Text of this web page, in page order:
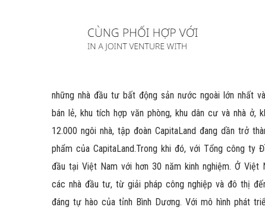
những nhà đầu tư bất động sản nước ngoài lớn nhất
bán lẻ, khu tích hợp văn phòng, khu dân cư và nhà ở,
12.000 ngôi nhà, tập đoàn CapitaLand đang dần trở
phẩm của CapitaLand.Trong khi đó, với Tổng công
đầu tại Việt Nam với hơn 30 năm kinh nghiệm. Ở Việt
các nhà đầu tư, từ giải pháp công nghiệp và đô thị
đáng tự hào của tỉnh Bình Dương. Với mô hình phát